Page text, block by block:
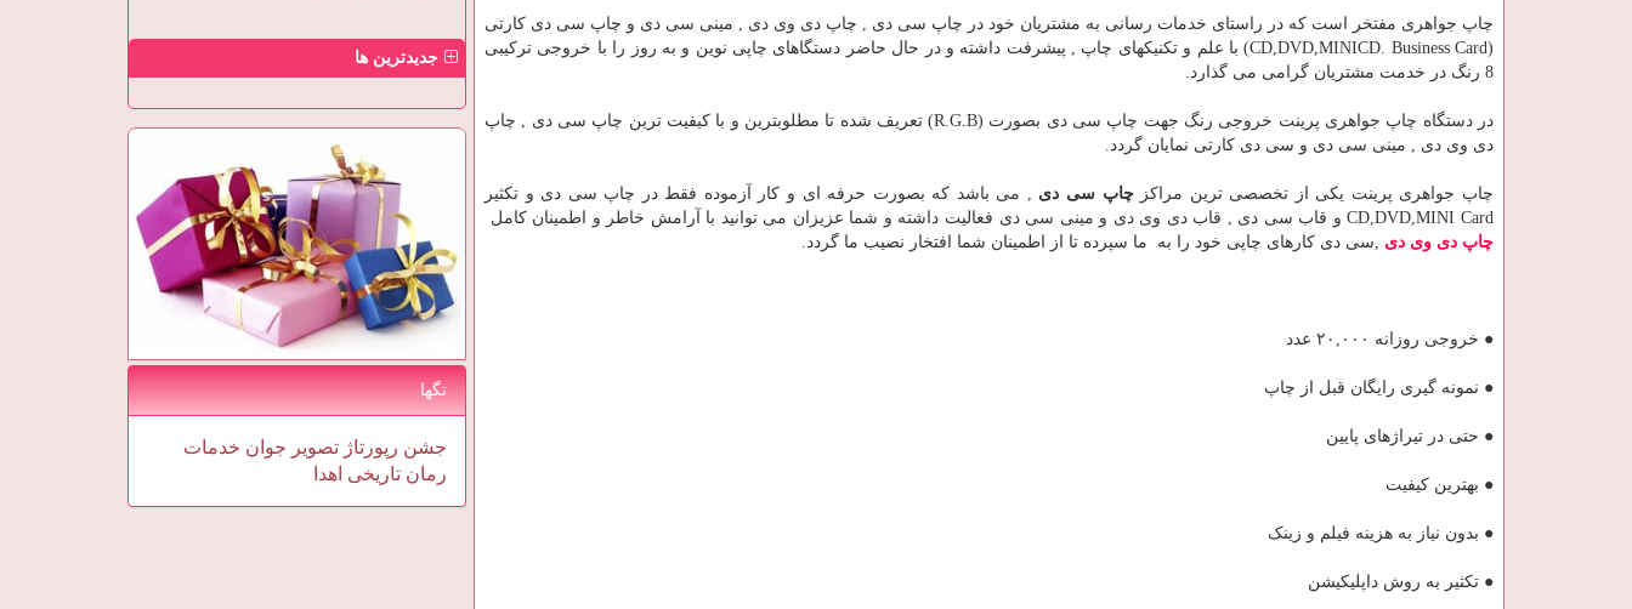
چاپ جواهری مفتخر است که در راستای خدمات رسانی به مشتریان خود در چاپ سی دی , چاپ دی وی دی , مینی سی دی و چاپ سی دی کارتی
(CD,DVD,MINICD. Business Card) با علم و تکنیکهای چاپ , پیشرفت داشته و در حال حاضر دستگاهای چاپی نوین و به روز را با خروجی ترکیبی
8 رنگ در خدمت مشتریان گرامی می گذارد.
در دستگاه چاپ جواهری پرینت خروجی رنگ جهت چاپ سی دی بصورت (R.G.B) تعریف شده تا مطلوبترین و با کیفیت ترین چاپ سی دی , چاپ
دی وی دی , مینی سی دی و سی دی کارتی نمایان گردد.
چاپ جواهری پرینت یکی از تخصصی ترین مراکزچاپ سی دی , می باشد که بصورت حرفه ای و کار آزموده فقط در چاپ سی دی و تکثیر
CD,DVD,MINI Card و قاب سی دی , قاب دی وی دی و مینی سی دی فعالیت داشته و شما عزیزان می توانید با آرامش خاطر و اطمینان کامل
چاپ دی وی دی ,سی دی کارهای چاپی خود را به ما سپرده تا از اطمینان شما افتخار نصیب ما گردد.
● خروجی روزانه ۲۰,۰۰۰ عدد
● نمونه گیری رایگان قبل از چاپ
● حتی در تیراژهای پایین
● بهترین کیفیت
● بدون نیاز به هزینه فیلم و زینک
● تکثیر به روش داپلیکیشن
جدیدترین ها
تگها
جشن رپورتاژ تصویر جوان خدمات
رمان تاریخی اهدا